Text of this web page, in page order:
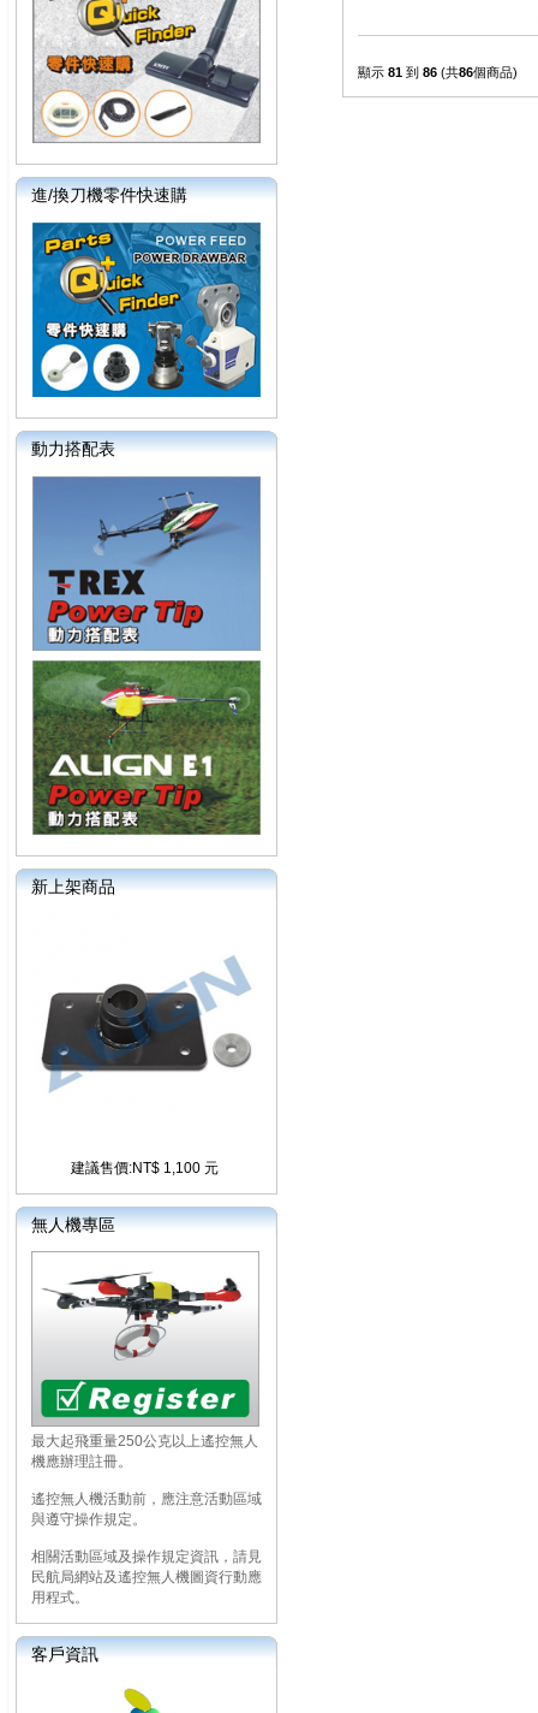
進/換刀機零件快速購
動力搭配表
新上架商品
建議售價:NT$ 1,100 元
無人機專區
最大起飛重量250公克以上遙控無人
機應辦理註冊。
遙控無人機活動前，應注意活動區域
與遵守操作規定。
相關活動區域及操作規定資訊，請見
民航局網站及遙控無人機圖資行動應
用程式。
客戶資訊
顯示 81 到 86 (共86個商品)